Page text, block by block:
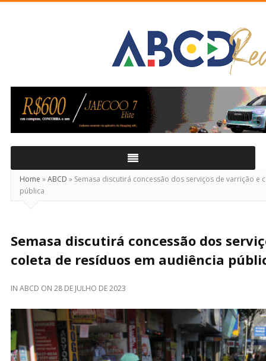
Real
Home »ABCD » Semasa discutirá concessão dos serviços de varrição e
pública
Semasa discutirá concessão dos
coleta de resíduos em audiência
IN ABCD ON 28 DE JULHO DE 2023